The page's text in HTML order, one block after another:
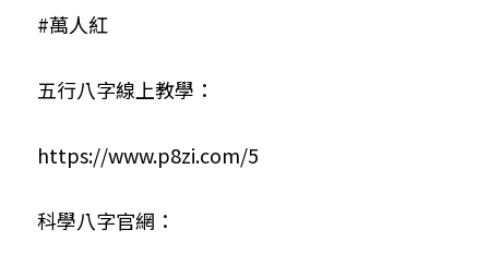
#萬人紅
五行八字線上教學：
https://www.p8zi.com/5
科學八字官網：